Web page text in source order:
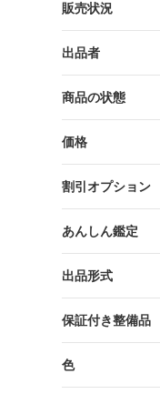
販売状況
出品者
商品の状態
価格
割引オプション
あんしん鑑定
出品形式
保証付き整備品
色